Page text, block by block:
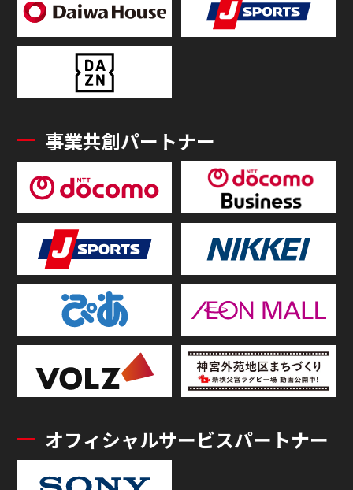
事業共創パートナー
オフィシャルサービスパートナー